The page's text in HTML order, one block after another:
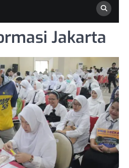
Jakarta